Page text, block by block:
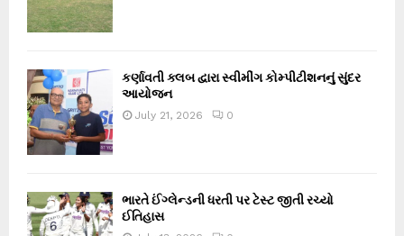
કર્ણાવતી ક્લબ દ્વારા સ્વીમીંગ કોમ્પીટીશનનું સુંદર
આયોજન
July 21, 2026 0
ભારતે ઈંગ્લેન્ડની ધરતી પર ટેસ્ટ જીતી રચ્યો
ઈતિહાસ